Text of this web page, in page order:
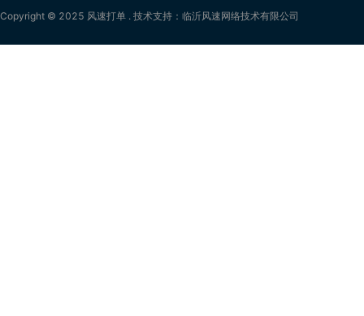
Copyright © 2025 风速打单 . 技术支持：临沂风速网络技术有限公司